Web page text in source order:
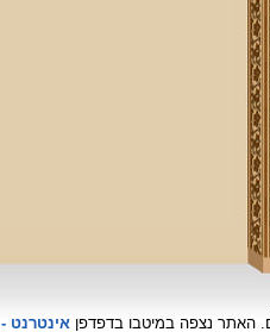
האתר נצפהבמיטבו בדפדפןאינטרנט -